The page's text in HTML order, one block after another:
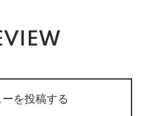
ーを投稿する